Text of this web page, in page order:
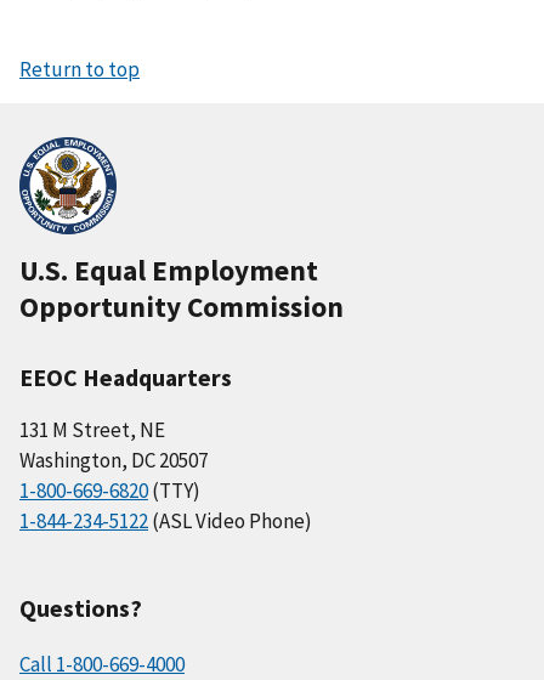
Return to top
U.S. Equal Employment
Opportunity Commission
EEOC Headquarters
131 M Street, NE
Washington, DC 20507
1-800-669-6820(TTY)
1-844-234-5122(ASL Video Phone)
Questions?
Call 1-800-669-4000